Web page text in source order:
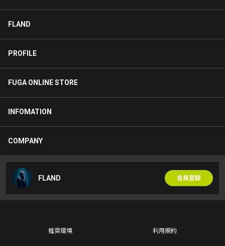
FLAND
PROFILE
FUGA ONLINE STORE
INFOMATION
COMPANY
FLAND 会員登録
推奨環境 利用規約